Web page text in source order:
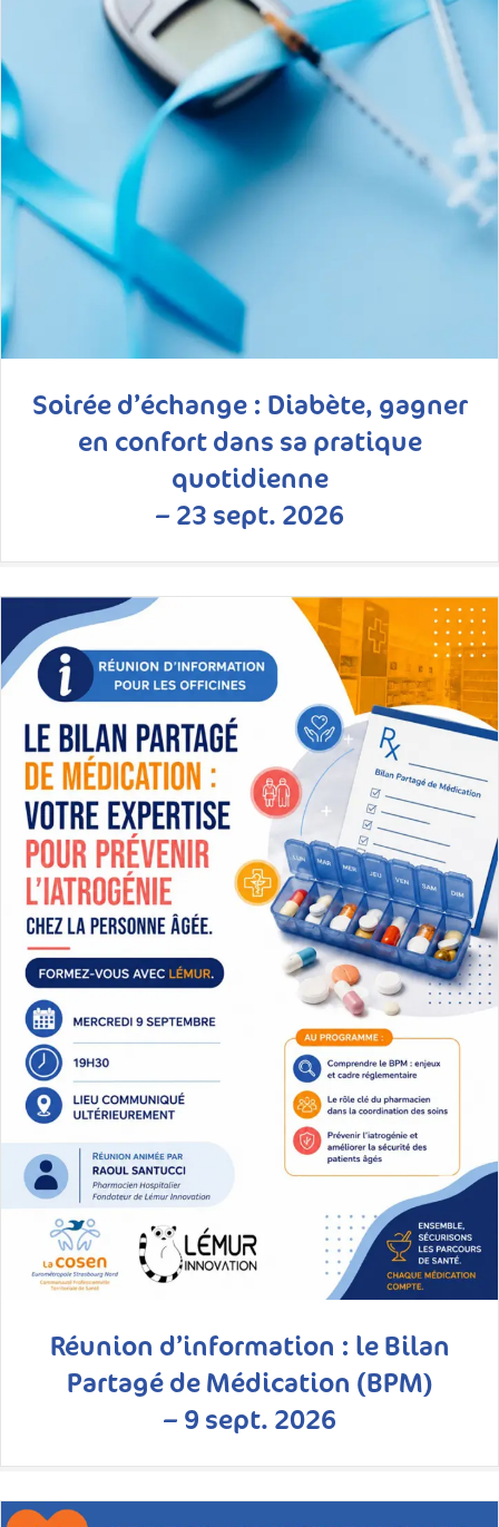
Soirée d’échange : Diabète, gagner
en confort dans sa pratique
quotidienne
– 23 sept. 2026
Réunion d’information : le Bilan
Partagé de Médication (BPM)
– 9 sept. 2026